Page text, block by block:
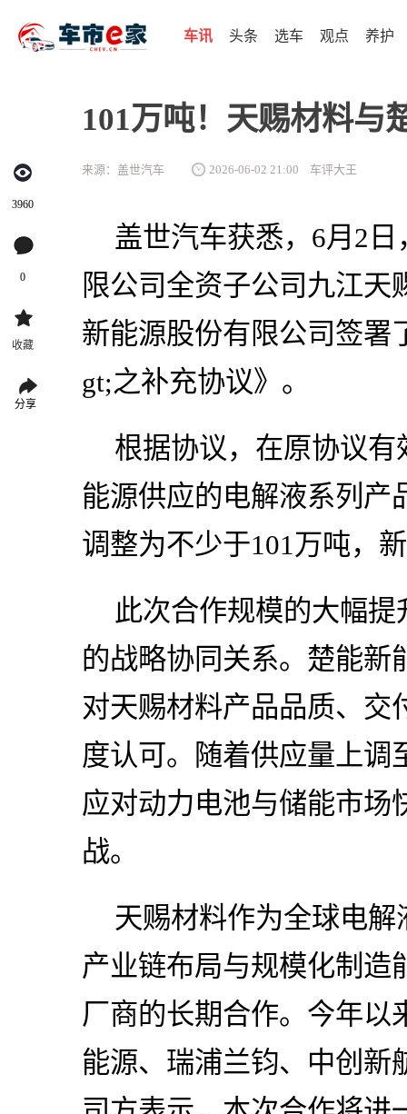
车讯 头条 选车 观点 养护
3960
0
收藏
分享
101万吨！天赐材料与
来源：盖世汽车 2026-06-02 21:00 车评大王
盖世汽车获悉，6月2
限公司全资子公司九江
新能源股份有限公司签署
gt;之补充协议》。
根据协议，在原协议
能源供应的电解液系列产
调整为不少于101万吨，
此次合作规模的大幅
的战略协同关系。楚能新
对天赐材料产品品质、交
度认可。随着供应量上调
应对动力电池与储能市场
战。
天赐材料作为全球电
产业链布局与规模化制造
厂商的长期合作。今年以
能源、瑞浦兰钧、中创新